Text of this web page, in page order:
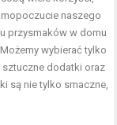
naszego
przysmaków w domu
wybierać tylko
sztuczne dodatki oraz
są nie tylko smaczne,